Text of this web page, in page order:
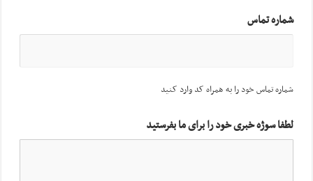
شماره تماس
شماره تماس خود را به همراه کد وارد کنید
لطفا سوژه خبری خود را برای ما بفرستید